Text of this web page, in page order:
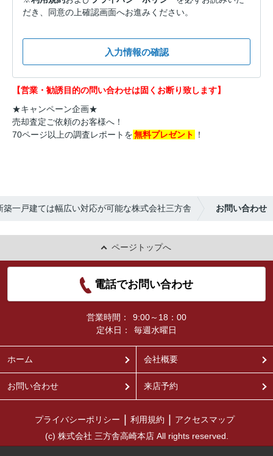
だき、同意の上確認画面へお進みください。
入力情報の確認
【営業・勧誘目的の問い合わせは固くお断り致します】
★キャンペーン企画★
売却査定ご依頼のお客様へ！
70ページ以上の調査レポートを無料プレゼント ！
築一戸建ては幅広い対応が可能な株式会社三方舎 お問い合わせ
ページトップへ
電話でお問い合わせ
営業時間：
9:00～18：00
定休日：
毎週水曜日
ホーム 会社概要
お問い合わせ 来店予約
プライバシーポリシー 利用規約
アクセスマップ
(c) 株式会社 三方舎高崎本店 All rights reserved.